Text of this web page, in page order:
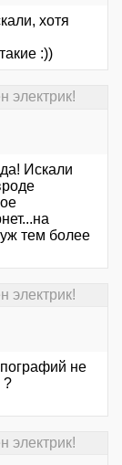
хотя
:))
Искали
тем более
не
?